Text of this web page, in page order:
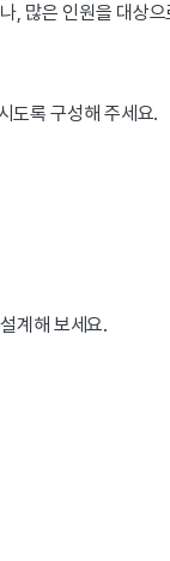
, 많은 인원을 대상
도록 구성해 주세요.
계해 보세요.